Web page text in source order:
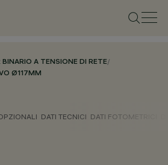
BINARIO A TENSIONE DI RETE/
Ø117MM
DATI TECNICI DATI FOTOMETRICI